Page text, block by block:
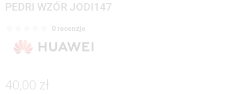
PEDRI WZÓR JODI147
0 recenzje
40,00 zł